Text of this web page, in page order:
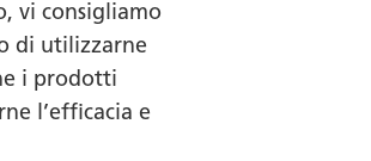
vi consigliamo
di utilizzarne
i prodotti
l’efficacia e